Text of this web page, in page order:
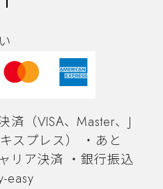
済（VISA、Master、J
スプレス） ・あと
リア決済 ・銀行振込
easy